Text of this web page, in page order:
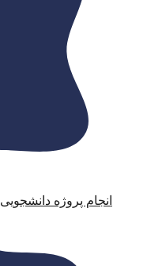
انجام پروژه دانشجویی